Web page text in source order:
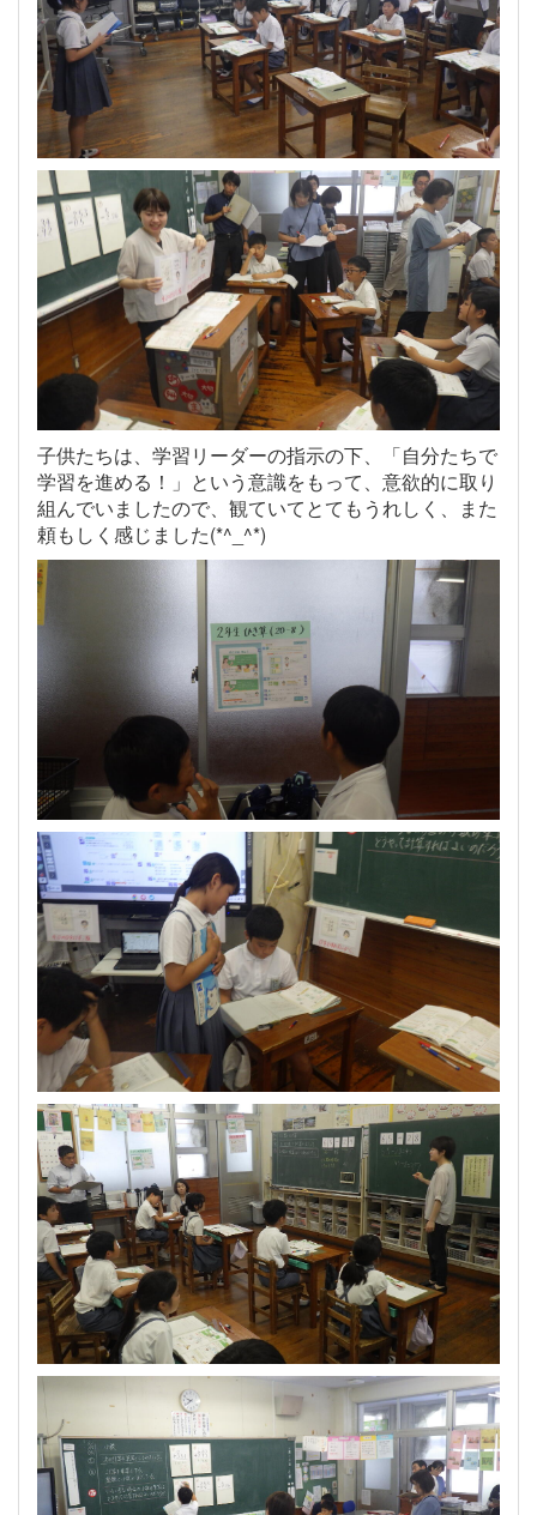
子供たちは、学習リーダーの指示の下、「自分たちで
学習を進める！」という意識をもって、意欲的に取り
組んでいましたので、観ていてとてもうれしく、また
頼もしく感じました(*^_^*)